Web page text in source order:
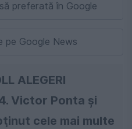
preferată în Google
pe Google News
ALEGERI
Victor Ponta şi
cele mai multe